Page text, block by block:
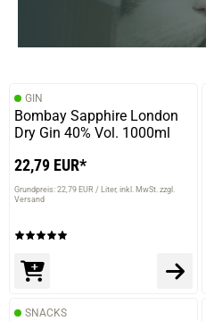
GIN
Bombay Sapphire London
Dry Gin 40% Vol. 1000ml
22,79 EUR*
Grundpreis: 22,79 EUR / Liter inkl. MwSt. zzgl.
Versand
SNACKS